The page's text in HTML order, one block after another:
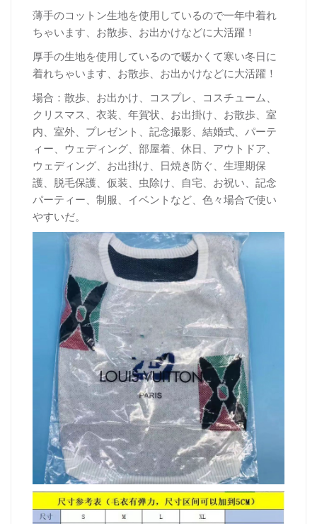
薄手のコットン生地を使用しているので一年中着れ
ちゃいます、お散歩、お出かけなどに大活躍！
厚手の生地を使用しているので暖かくて寒い冬日に
着れちゃいます、お散歩、お出かけなどに大活躍！
場合：散歩、お出かけ、コスプレ、コスチューム、
クリスマス、衣装、年賀状、お出掛け、お散歩、室
内、室外、プレゼント、記念撮影、結婚式、パーテ
ィー、ウェディング、部屋着、休日、アウトドア、
ウェディング、お出掛け、日焼き防ぐ、生理期保
護、脱毛保護、仮装、虫除け、自宅、お祝い、記念
パーティー、制服、イベントなど、色々場合で使い
やすいだ。